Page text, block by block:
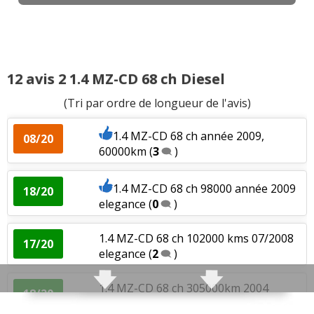
18/20
1.5 100 ch 2009 Sport Suisse(
14/20
1.5 100 ch 26000 kms, juillet 2009, 1,5.
3 po(0)
15/20 1.5 100 ch(0)
19/20 1.5 100 ch 2010 90000KM(0)
15/20
1.5 100 ch 40000Km, Finition
12 avis 2 1.4 MZ-CD 68 ch Diesel
(Tri par ordre de longueur de l'avis)
08/20
1.4 MZ-CD 68 ch année 2009,
60000km (3 )
18/20
1.4 MZ-CD 68 ch 98000 année 2009
elegance (0 )
17/20
1.4 MZ-CD 68 ch 102000 kms 07/2008
elegance (2 )
18/20
1.4 MZ-CD 68 ch 305000km 2004